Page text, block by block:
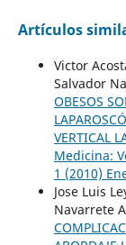
Artículos
Victor
Salvador
OBESOS
VERTICAL
Medicina:
1 (2010)
Jose Luis
Navarrete